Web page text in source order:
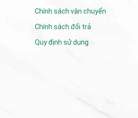
Chính sách vận chuyển
Chính sách đổi trả
Quy định sử dụng